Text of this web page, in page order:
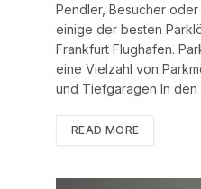
Pendler, Besucher
einige der besten
Frankfurt Flughafen.
eine Vielzahl von
und Tiefgaragen In
READ MORE